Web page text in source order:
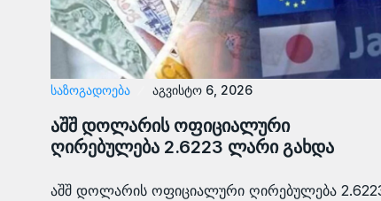
ᲡᲐᲖᲝᲒᲐᲓᲝᲔᲑᲐ აგვისტო 6, 2026
აშშ დოლარის ოფიციალური
ღირებულება 2.6223 ლარი გახდა
აშშ დოლარის ოფიციალური ღირებულება